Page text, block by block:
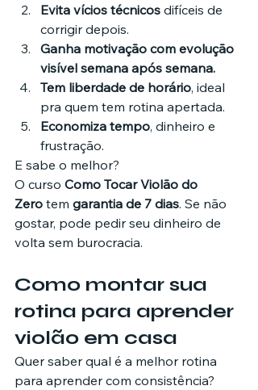
Evita vícios técnicos difíceis de
corrigir depois.
Ganha motivação com evolução
visível semana após semana.
Tem liberdade de horário, ideal
pra quem tem rotina apertada.
Economiza tempo, dinheiro e
frustração.
E sabe o melhor?
O curso Como Tocar Violão do
Zero tem garantia de 7 dias. Se não
gostar, pode pedir seu dinheiro de
volta sem burocracia.
Como montar sua
rotina para aprender
violão em casa
Quer saber qual é a melhor rotina
para aprender com consistência?